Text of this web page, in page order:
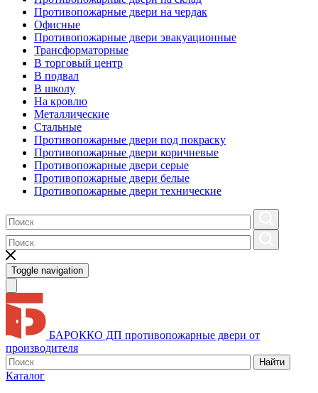
Противопожарные двери на чердак
Офисные
Противопожарные двери эвакуационные
Трансформаторные
В торговый центр
В подвал
В школу
На кровлю
Металлические
Стальные
Противопожарные двери под покраску
Противопожарные двери коричневые
Противопожарные двери серые
Противопожарные двери белые
Противопожарные двери технические
Toggle navigation
БАРОККО ДП противопожарные двери от
производителя
Найти
Каталог